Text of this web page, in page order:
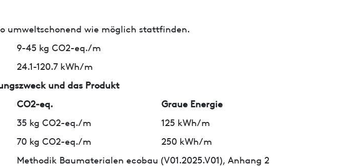
umweltschonend wie möglich stattfinden.
9-45 kg CO2-eq./m
24.1-120.7 kWh/m
und das Produkt
CO2-eq.
Graue Energie
35 kg CO2-eq./m
125 kWh/m
70 kg CO2-eq./m 250 kWh/m
Methodik Baumaterialen ecobau (V01.2025.V01), Anhang 2